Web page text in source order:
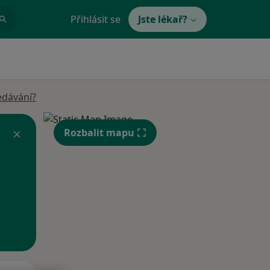
Přihlásit se Jste lékař?
Rozbalit mapu